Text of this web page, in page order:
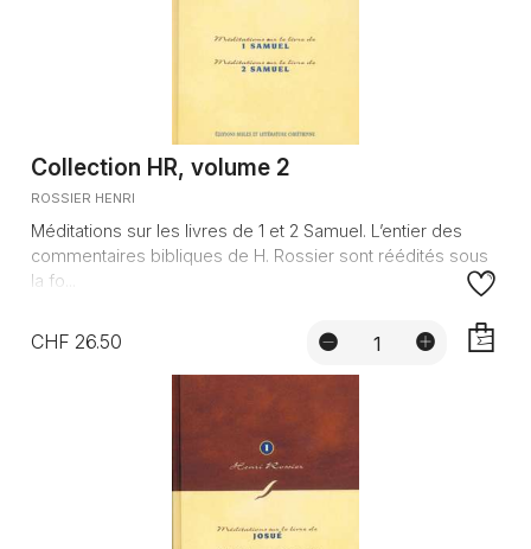
Collection HR, volume 2
ROSSIER HENRI
Méditations sur les livres de 1 et 2 Samuel. L’entier des
commentaires bibliques de H. Rossier sont réédités sous
la fo...
CHF 26.50